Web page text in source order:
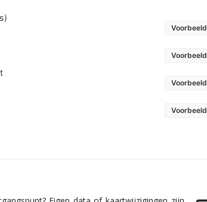
Voorbeeld
Voorbeeld
Voorbeeld
Voorbeeld